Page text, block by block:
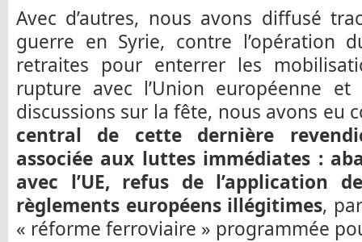
Avec d’autres, nous avons diffusé
guerre en Syrie, contre l’opération
retraites pour enterrer les
rupture avec l’Union européenne
discussions sur la fête, nous avons eu
central de cette dernière
associée aux luttes immédiates :
avec l’UE, refus de l’application
règlements européens illégitimes,
« réforme ferroviaire » programmée